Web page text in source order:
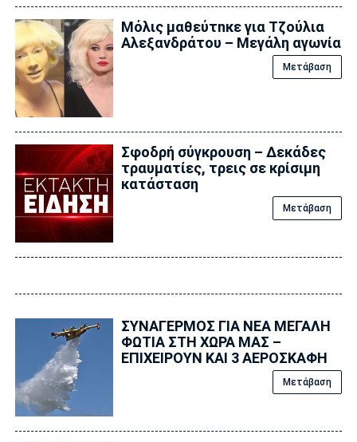
Μόλις μαθεύτnκε για Τζούλια
Αλεξανδράτου – Μεγάλη αγωνία
Μετάβαση
Σφοδρή σύγκρουση – Δεκάδες
τραυματίες, τρεις σε κρίσιμη
κατάσταση
Μετάβαση
ΣΥΝΑΓΕΡΜΟΣ ΓΙΑ ΝΕΑ ΜΕΓΑΛΗ
ΦΩΤΙΑ ΣΤΗ ΧΩΡΑ ΜΑΣ –
ΕΠΙΧΕΙΡΟΥΝ ΚΑΙ 3 ΑΕΡΟΣΚΑΦΗ
Μετάβαση